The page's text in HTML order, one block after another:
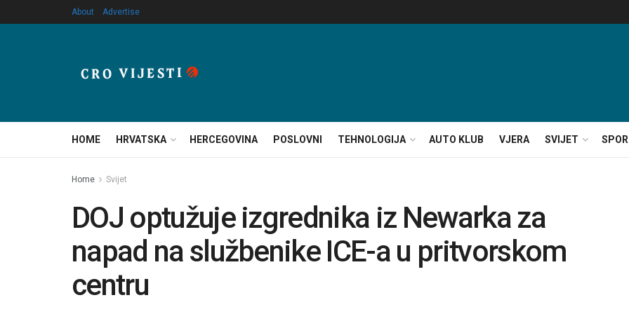
About Advertise
HOME HRVATSKA HERCEGOVINA POSLOVNI TEHNOLOGIJA AUTO KLUB VJERA SVIJET
Home Svijet
DOJ optužuje izgrednika iz Newarka za
napad na službenike ICE-a u pritvorskom
centru